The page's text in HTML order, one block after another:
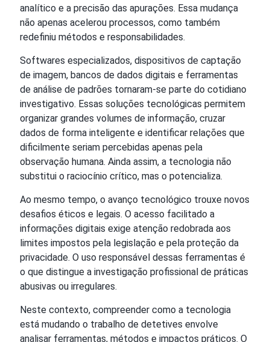
analítico e a precisão das apurações. Essa mudança
não apenas acelerou processos, como também
redefiniu métodos e responsabilidades.
Softwares especializados, dispositivos de captação
de imagem, bancos de dados digitais e ferramentas
de análise de padrões tornaram-se parte do cotidiano
investigativo. Essas soluções tecnológicas permitem
organizar grandes volumes de informação, cruzar
dados de forma inteligente e identificar relações que
dificilmente seriam percebidas apenas pela
observação humana. Ainda assim, a tecnologia não
substitui o raciocínio crítico, mas o potencializa.
Ao mesmo tempo, o avanço tecnológico trouxe novos
desafios éticos e legais. O acesso facilitado a
informações digitais exige atenção redobrada aos
limites impostos pela legislação e pela proteção da
privacidade. O uso responsável dessas ferramentas é
o que distingue a investigação profissional de práticas
abusivas ou irregulares.
Neste contexto, compreender como a tecnologia
está mudando o trabalho de detetives envolve
analisar ferramentas, métodos e impactos práticos. O